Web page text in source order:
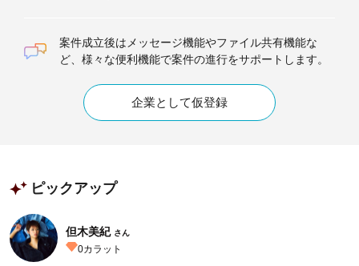
案件成立後はメッセージ機能やファイル共有機能な
ど、様々な便利機能で案件の進行をサポートします。
企業として仮登録
ピックアップ
但木美紀 さん
0カラット